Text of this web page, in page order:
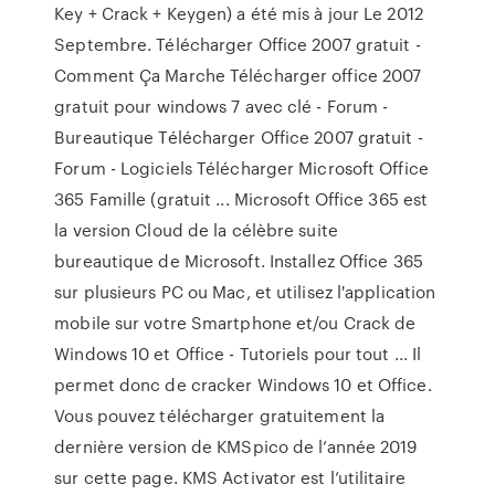
Key + Crack + Keygen) a été mis à jour Le 2012
Septembre. Télécharger Office 2007 gratuit -
Comment Ça Marche Télécharger office 2007
gratuit pour windows 7 avec clé - Forum -
Bureautique Télécharger Office 2007 gratuit -
Forum - Logiciels Télécharger Microsoft Office
365 Famille (gratuit ... Microsoft Office 365 est
la version Cloud de la célèbre suite
bureautique de Microsoft. Installez Office 365
sur plusieurs PC ou Mac, et utilisez l'application
mobile sur votre Smartphone et/ou Crack de
Windows 10 et Office - Tutoriels pour tout ... Il
permet donc de cracker Windows 10 et Office.
Vous pouvez télécharger gratuitement la
dernière version de KMSpico de l’année 2019
sur cette page. KMS Activator est l’utilitaire